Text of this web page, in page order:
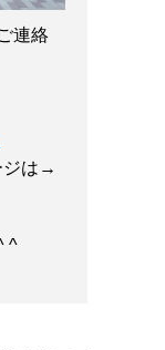
連絡
ジは→
^